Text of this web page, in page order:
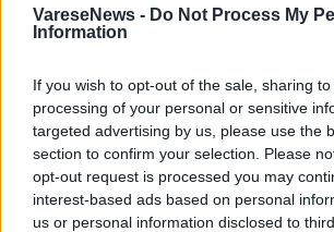
VareseNews - Do Not Process My
Information
If you wish to opt-out of the sale, sharing
processing of your personal or sensitive
targeted advertising by us, please use the
section to confirm your selection. Please
opt-out request is processed you may
interest-based ads based on personal
us or personal information disclosed to
ADV